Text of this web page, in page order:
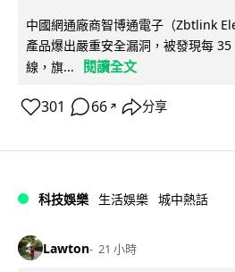
中國網通廠商智博通電子（Zbtlink
產品爆出嚴重安全漏洞，被發現每
線，旗...
閱讀全文
301 66 ↗ 分享
科技娛樂 生活娛樂 城中熱話
Lawton 21 小時